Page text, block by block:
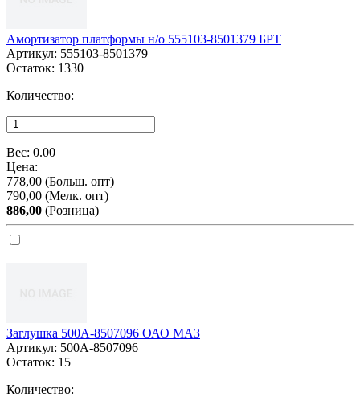
Амортизатор платформы н/о 555103-8501379 БРТ
Артикул: 555103-8501379
Остаток: 1330
Количество:
Вес: 0.00
Цена:
778,00 (Больш. опт)
790,00 (Мелк. опт)
886,00 (Розница)
Заглушка 500А-8507096 ОАО МАЗ
Артикул: 500А-8507096
Остаток: 15
Количество: